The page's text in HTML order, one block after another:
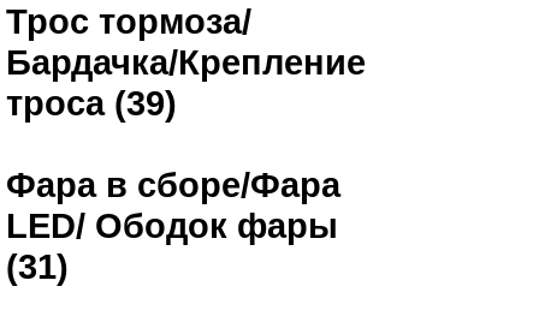
Трос тормоза/
Бардачка/Крепление
троса (39)
Фара в сборе/Фара
LED/ Ободок фары
(31)